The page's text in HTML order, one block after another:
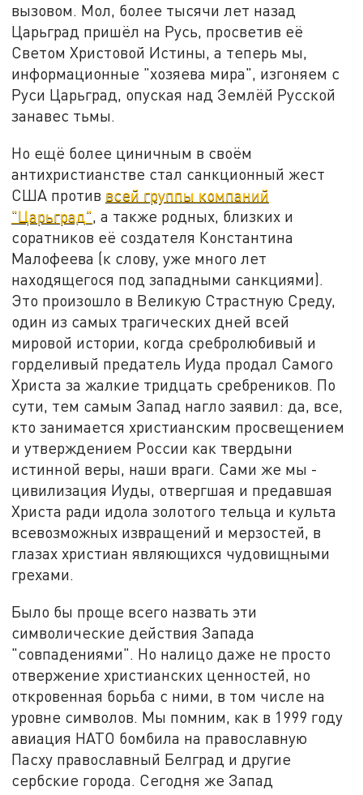
вызовом. Мол, более тысячи лет назад
Царьград пришёл на Русь, просветив её
Светом Христовой Истины, а теперь мы,
информационные "хозяева мира", изгоняем с
Руси Царьград, опуская над Землёй Русской
занавес тьмы.
Но ещё более циничным в своём
антихристианстве стал санкционный жест
США против всей группы компаний
"Царьград", а также родных, близких и
соратников её создателя Константина
Малофеева (к слову, уже много лет
находящегося под западными санкциями).
Это произошло в Великую Страстную Среду,
один из самых трагических дней всей
мировой истории, когда сребролюбивый и
горделивый предатель Иуда продал Самого
Христа за жалкие тридцать сребреников. По
сути, тем самым Запад нагло заявил: да, все,
кто занимается христианским просвещением
и утверждением России как твердыни
истинной веры, наши враги. Сами же мы -
цивилизация Иуды, отвергшая и предавшая
Христа ради идола золотого тельца и культа
всевозможных извращений и мерзостей, в
глазах христиан являющихся чудовищными
грехами.
Было бы проще всего назвать эти
символические действия Запада
"совпадениями". Но налицо даже не просто
отвержение христианских ценностей, но
откровенная борьба с ними, в том числе на
уровне символов. Мы помним, как в 1999 году
авиация НАТО бомбила на православную
Пасху православный Белград и другие
сербские города. Сегодня же Запад